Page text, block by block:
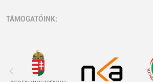
TÁMOGATÓINK: